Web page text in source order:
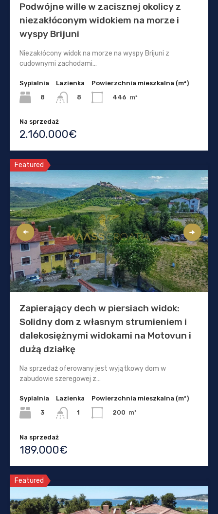
Podwójne wille w zacisznej okolicy z
niezakłóconym widokiem na morze i
wyspy Brijuni
Niezakłócony widok na morze na wyspy Brijuni z
cudownymi zachodami…
Sypialnia
8
Lazienka
8
Powierzchnia mieszkalna (m²)
446 m²
Na sprzedaż
2.160.000€
Featured
Zapierający dech w piersiach widok:
Solidny dom z własnym strumieniem i
dalekosiężnymi widokami na Motovun i
dużą działkę
Na sprzedaż oferowany jest wyjątkowy dom w
zabudowie szeregowej z…
Sypialnia
3
Lazienka
1
Powierzchnia mieszkalna (m²)
200 m²
Na sprzedaż
189.000€
Featured